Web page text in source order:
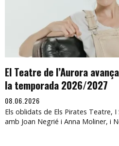
El Teatre de l’Aurora
la temporada 2026/2027
08.06.2026
Els oblidats de Els Pirates Teatre,
amb Joan Negrié i Anna Moliner, i